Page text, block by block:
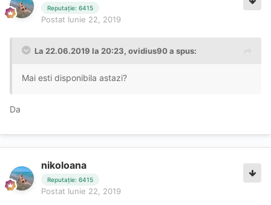
Reputație: 6415
Postat Iunie 22, 2019
La 22.06.2019 la 20:23, ovidius90 a spus:
Mai esti disponibila astazi?
Da
nikoloana
Reputație: 6415
Postat Iunie 22, 2019